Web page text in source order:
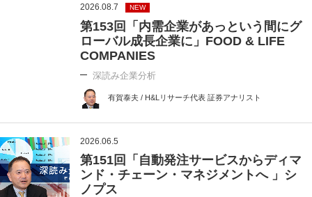
2026.08.7 NEW
第153回「内需企業があっという間にグ
ローバル成長企業に」FOOD & LIFE
COMPANIES
深読み企業分析
有賀泰夫 / H&Lリサーチ代表 証券アナリスト
2026.06.5
第151回「自動発注サービスからディマ
ンド・チェーン・マネジメントへ 」シ
ノプス